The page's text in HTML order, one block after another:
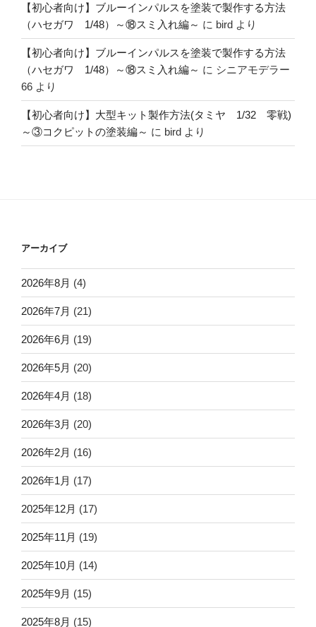
【初心者向け】ブルーインパルスを塗装で製作する方法
（ハセガワ 1/48）～⑱スミ入れ編～ に bird より
【初心者向け】ブルーインパルスを塗装で製作する方法
（ハセガワ 1/48）～⑱スミ入れ編～ に シニアモデラー
66 より
【初心者向け】大型キット製作方法(タミヤ 1/32 零戦)
～③コクピットの塗装編～ に bird より
アーカイブ
2026年8月 (4)
2026年7月 (21)
2026年6月 (19)
2026年5月 (20)
2026年4月 (18)
2026年3月 (20)
2026年2月 (16)
2026年1月 (17)
2025年12月 (17)
2025年11月 (19)
2025年10月 (14)
2025年9月 (15)
2025年8月 (15)